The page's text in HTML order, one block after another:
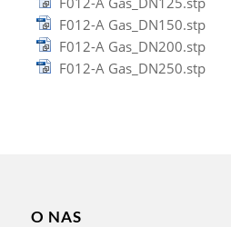
F012-A Gas_DN150.stp
F012-A Gas_DN200.stp
F012-A Gas_DN250.stp
O NAS